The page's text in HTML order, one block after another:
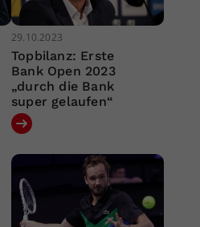
29.10.2023
Topbilanz: Erste
Bank Open 2023
„durch die Bank
super gelaufen“